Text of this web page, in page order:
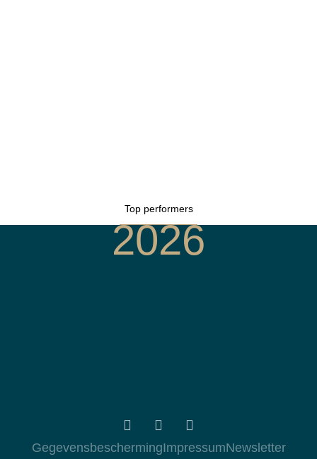
Top performers
2026
GegevensbeschermingImpressumNewsletter